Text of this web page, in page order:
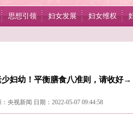
思想引领 妇女发展 妇女维权
妇幼！平衡膳食八准则，请收好→
央视新闻 日期：2022-05-07 09:44:58